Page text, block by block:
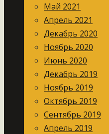
Май 2021
Апрель 2021
Декабрь 2020
Ноябрь 2020
Июнь 2020
Декабрь 2019
Ноябрь 2019
Октябрь 2019
Сентябрь 2019
Апрель 2019